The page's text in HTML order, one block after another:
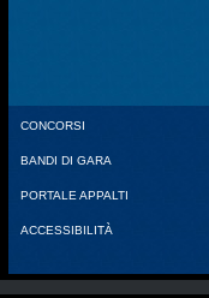
CONCORSI
BANDI DI GARA
PORTALE APPALTI
ACCESSIBILITÀ